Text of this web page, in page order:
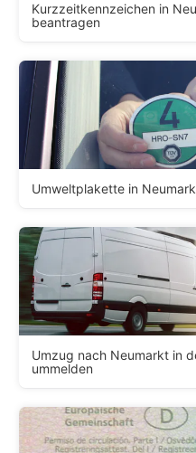
Kurzzeitkennzeichen in
beantragen
Umweltplakette in
Umzug nach Neumarkt in
ummelden